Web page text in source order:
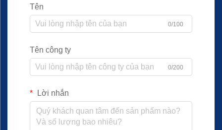
Tên
0/100
Tên công ty
0/200
Lời nhắn